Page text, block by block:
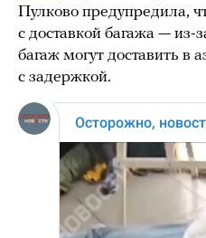
Пулково предупредила,
с доставкой багажа — из-
багаж могут доставить в
с задержкой.